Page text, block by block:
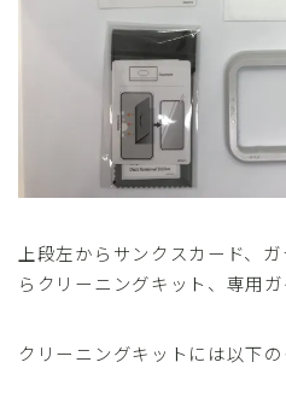
上段左からサンクスカード、
らクリーニングキット、専用ガ
クリーニングキットには以下の